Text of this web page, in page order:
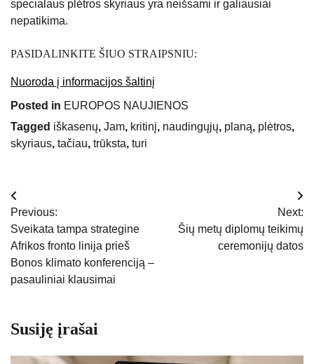
specialaus plėtros skyriaus yra neišsami ir galiausiai
nepatikima.
PASIDALINKITE ŠIUO STRAIPSNIU:
Nuoroda į informacijos šaltinį
Posted in EUROPOS NAUJIENOS
Tagged iškasenų, Jam, kritinį, naudingųjų, planą, plėtros,
skyriaus, tačiau, trūksta, turi
Navigacija
tarp
įrašų
Previous:
Sveikata tampa strategine
Afrikos fronto linija prieš
Bonos klimato konferenciją –
pasauliniai klausimai
Next:
Šių metų diplomų teikimų
ceremonijų datos
Susiję įrašai